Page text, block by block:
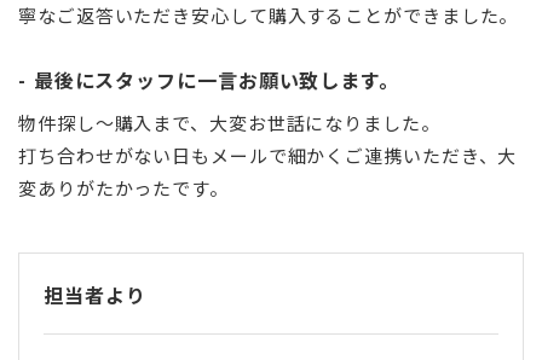
寧なご返答いただき安心して購入することができました。
最後にスタッフに一言お願い致します。
物件探し〜購入まで、大変お世話になりました。
打ち合わせがない日もメールで細かくご連携いただき、大
変ありがたかったです。
担当者より